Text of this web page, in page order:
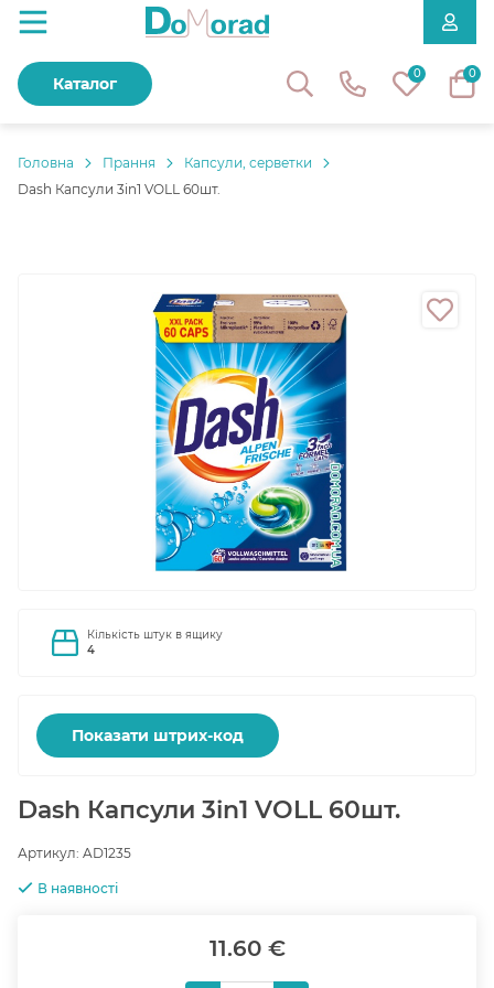
0 0
Каталог
Головнa Прання
Капсули, серветки
Dash Капсули 3in1 VOLL 60шт.
Кількість штук в ящику
4
Показати штрих-код
Dash Капсули 3in1 VOLL 60шт.
Артикул: AD1235
В наявності
11.60 €